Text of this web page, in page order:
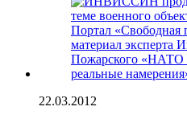
22.03.2012